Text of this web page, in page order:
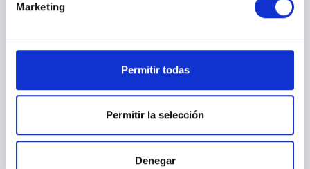
Marketing
Permitir todas
Permitir la selección
Denegar
Ropa, juguetes, material de oficina, archivo de
documentos.